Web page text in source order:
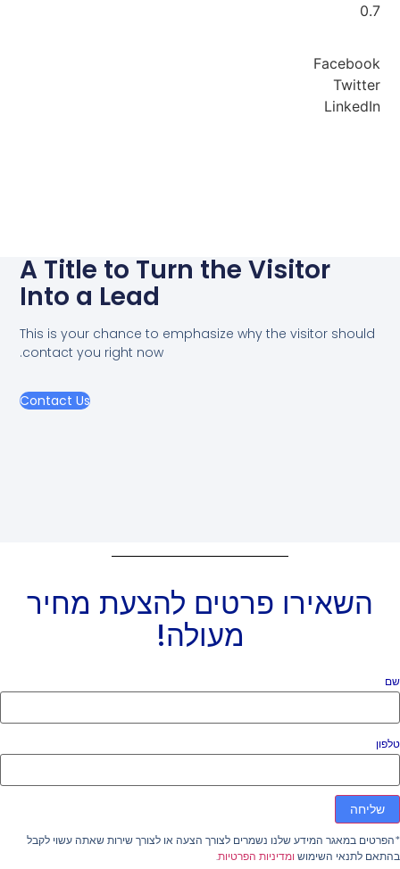
Facebook
Twitter
LinkedIn
A Title to Turn the Visitor
Into a Lead
This is your chance to emphasize why the visitor should
contact you right now.
Contact Us
השאירו פרטים להצעת מחיר
מעולה!
שליחה
במאגר המידע שלנו נשמרים לצורך הצעה או לצורך שירות שאתה עשוי לקבל
לתנאי השימושומדיניות הפרטיות.